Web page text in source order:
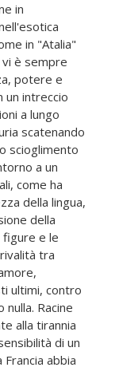
in
in "Atalia"
vi è sempre
potere e
un intreccio
a lungo
scatenando
scioglimento
a un
come ha
della lingua,
della
e le
tra
ultimi, contro
Racine
alla tirannia
di un
abbia